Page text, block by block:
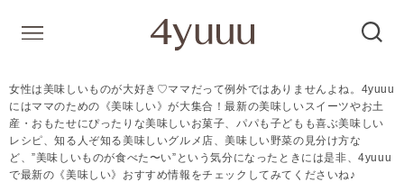
女性は美味しいものが大好き♡ママだって例外ではありませんよね。4yuuu
にはママのための《美味しい》が大集合！最新の美味しいスイーツやお土
産・おもたせにぴったりな美味しいお菓子、パパも子どもも喜ぶ美味しい
レシピ、知る人ぞ知る美味しいグルメ店、美味しい野菜の見分け方な
ど、”美味しいものが食べた〜い”という気分になったときには是非、4yuuu
で最新の《美味しい》おすすめ情報をチェックしてみてくださいね♪